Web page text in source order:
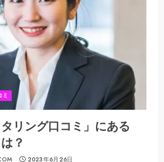
タリング口コミ」にある
？
2023年6月26日